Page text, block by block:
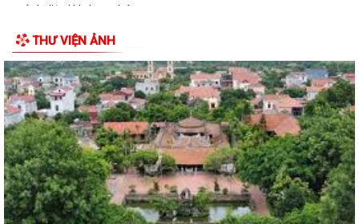
cơ sở dữ liệu lý lịch tư pháp,...
THÔNG BÁO số 527/TB-UBND xã Cẩm Giang Về việc công khai danh
mục thủ tục hành chính ban hành mới...
Đảng ủy - HĐND - UBND - Ủy ban MTTQ Việt Nam xã Cẩm Giang tổ
chức lễ viếng các nghĩa trang liệt sĩ...
Trạm Y tế xã Cẩm Giang phối hợp khám, phát hiện các bệnh về mắt
cho người có công nhân kỷ niệm 79...
Hội đồng nhân dân xã Cẩm Giang tổ chức Kỳ họp thứ tư (Kỳ họp
thường lệ giữa năm 2026)
THƯ VIỆN ẢNH